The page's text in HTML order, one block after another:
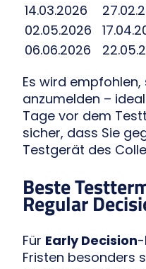
14.03.2026
02.05.2026
06.06.2026
Es wird
anzumelden –
Tage vor dem
sicher, dass Sie
Testgerät des
Beste
Regular
Für Early Decision-
Fristen besonders